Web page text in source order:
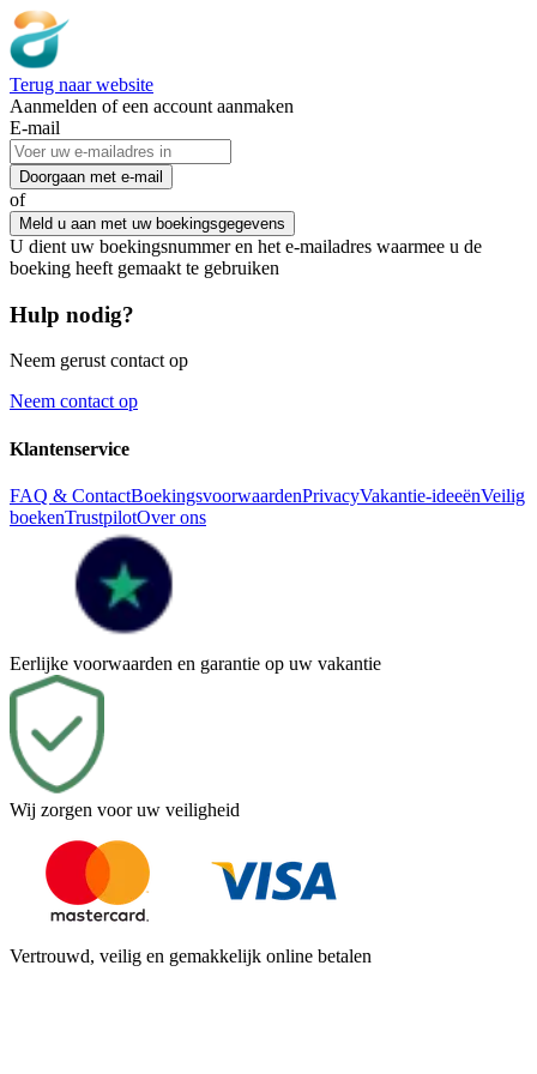
Terug naar website
Aanmelden of een account aanmaken
E-mail
Doorgaan met e-mail
of
Meld u aan met uw boekingsgegevens
U dient uw boekingsnummer en het e-mailadres waarmee u de
boeking heeft gemaakt te gebruiken
Hulp nodig?
Neem gerust contact op
Neem contact op
Klantenservice
FAQ & ContactBoekingsvoorwaardenPrivacyVakantie-ideeënVeilig
boekenTrustpilotOver ons
Eerlijke voorwaarden en garantie op uw vakantie
Wij zorgen voor uw veiligheid
Vertrouwd, veilig en gemakkelijk online betalen